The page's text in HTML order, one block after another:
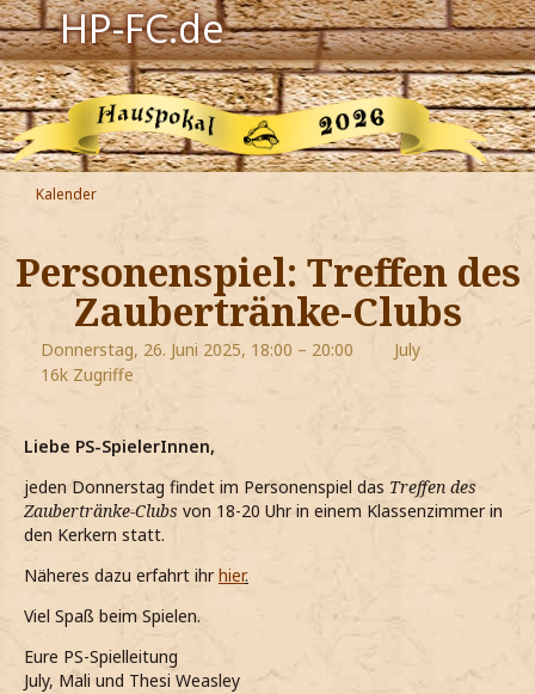
HP-FC.de
Navigation
Harry Potter
Der HP-FC
Hogwarts
Zauberwelt
Willkommen
Jetzt Fanclub-Mitglied werden!
Kalender
Personenspiel: Treffen des
Zaubertränke-Clubs
Donnerstag, 26. Juni 2025, 18:00 – 20:00
July
16k Zugriffe
Liebe PS-SpielerInnen,
jeden Donnerstag findet im Personenspiel das Treffen des
Zaubertränke-Clubs von 18-20 Uhr in einem Klassenzimmer in
den Kerkern statt.
Näheres dazu erfahrt ihrhier.
Viel Spaß beim Spielen.
Eure PS-Spielleitung
July, Mali und Thesi Weasley